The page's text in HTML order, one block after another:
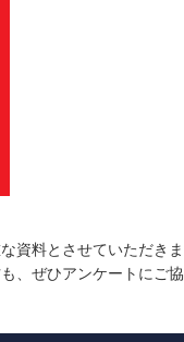
資料とさせていただきま
、ぜひアンケートにご協